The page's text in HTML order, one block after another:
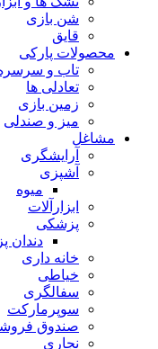
شن بازی
قایق
محصولات پارکی
تاب و سرسره
تعادلی ها
زمین بازی
میز و صندلی
مشاغل
آرایشگری
آشپزی
میوه
ابزارآلات
پزشکی
دندان
خانه داری
خیاطی
سفالگری
سوپرمارکت
صندوق
نجاری